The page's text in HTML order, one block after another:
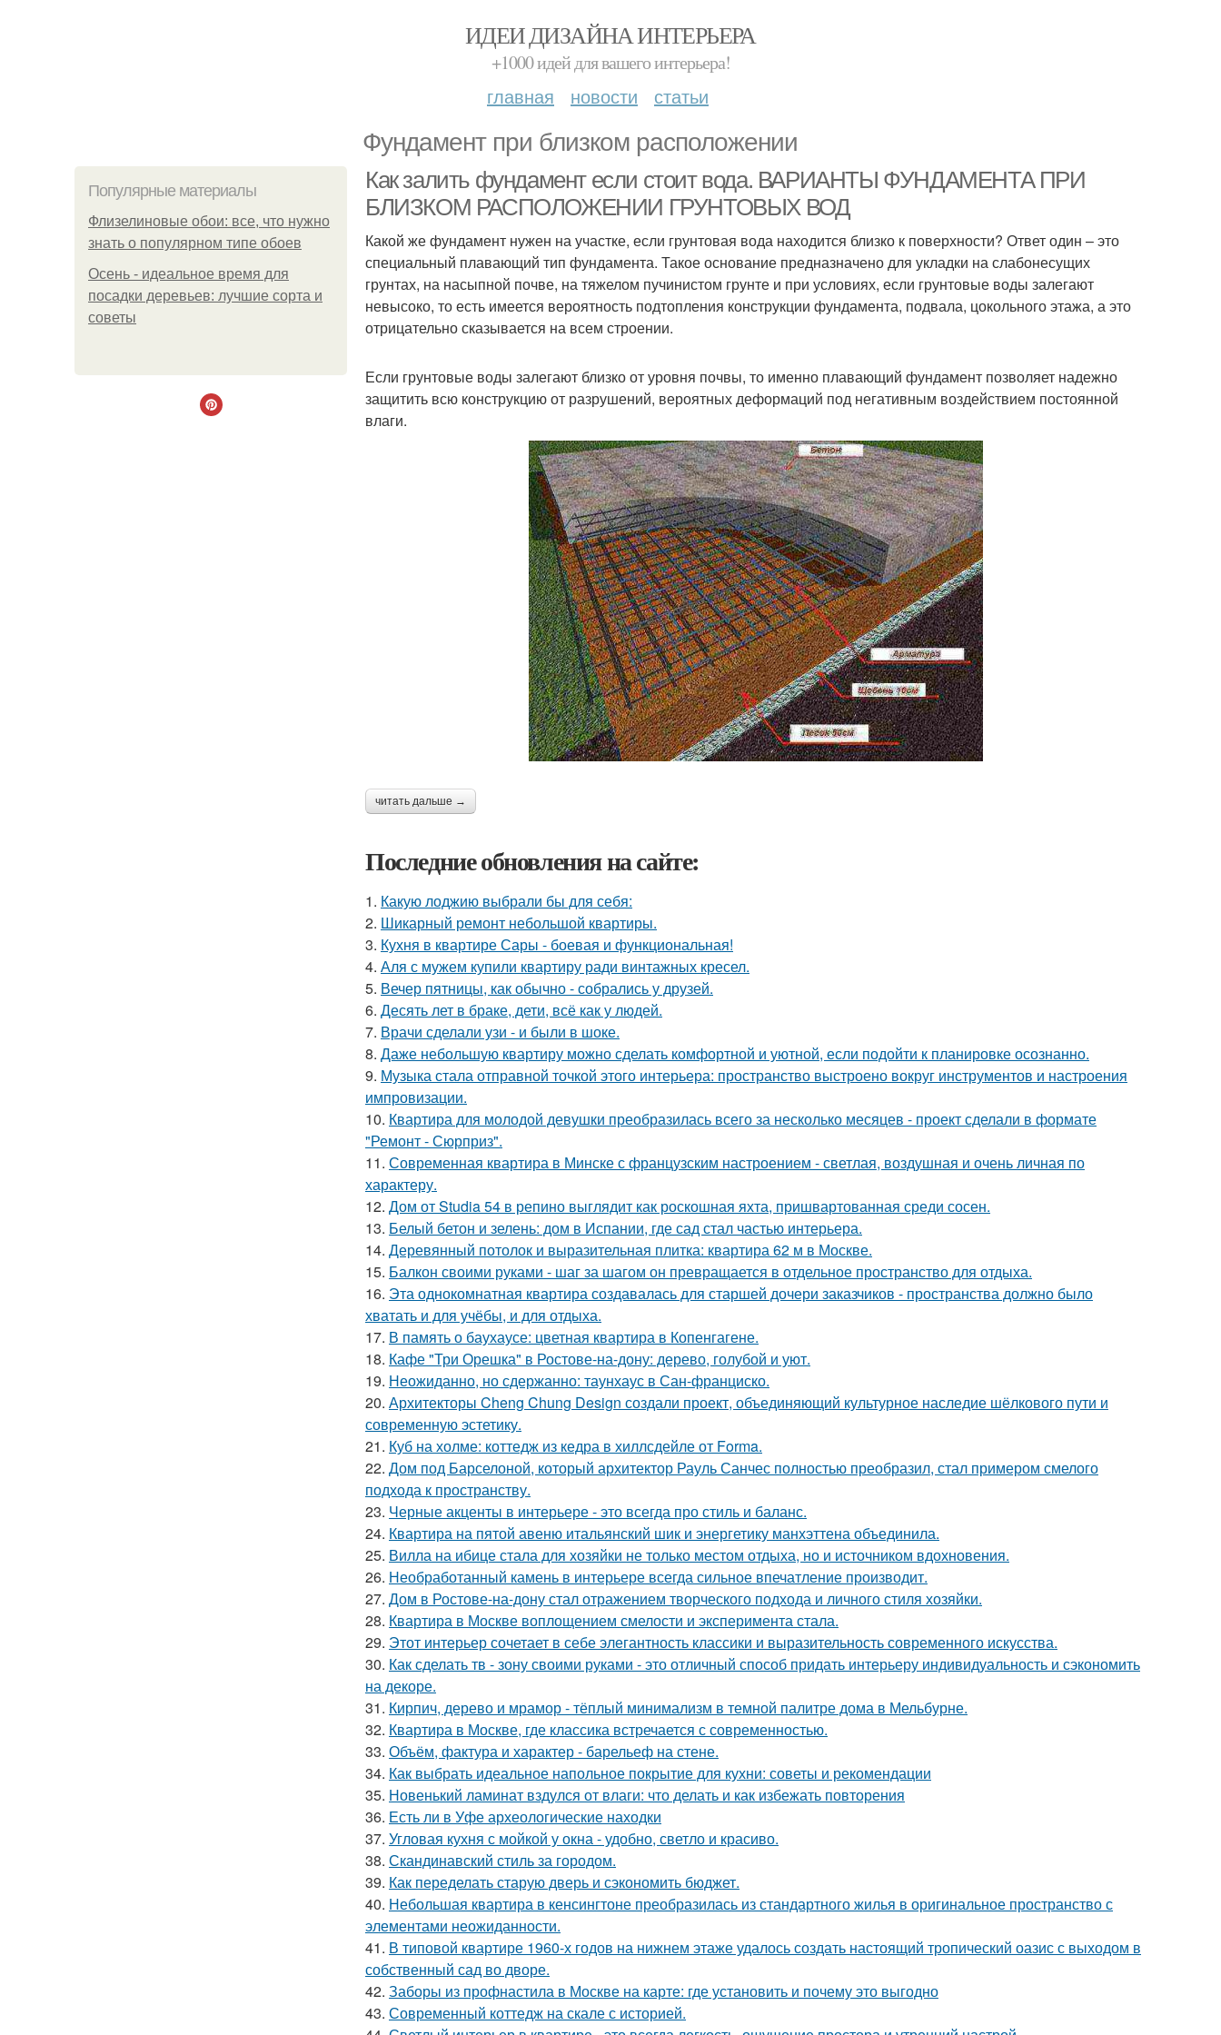
ИДЕИ ДИЗАЙНА ИНТЕРЬЕРА
+1000 идей для вашего интерьера!
главная новости статьи
Фундамент при близком расположении
Популярные материалы
Флизелиновые обои: все, что нужно
знать о популярном типе обоев
Осень - идеальное время для
посадки деревьев: лучшие сорта и
советы
Как залить фундамент если стоит вода. ВАРИАНТЫ ФУНДАМЕНТА ПРИ
БЛИЗКОМ РАСПОЛОЖЕНИИ ГРУНТОВЫХ ВОД
Какой же фундамент нужен на участке, если грунтовая вода находится близко к поверхности? Ответ один – это
специальный плавающий тип фундамента. Такое основание предназначено для укладки на слабонесущих
грунтах, на насыпной почве, на тяжелом пучинистом грунте и при условиях, если грунтовые воды залегают
невысоко, то есть имеется вероятность подтопления конструкции фундамента, подвала, цокольного этажа, а это
отрицательно сказывается на всем строении.
Если грунтовые воды залегают близко от уровня почвы, то именно плавающий фундамент позволяет надежно
защитить всю конструкцию от разрушений, вероятных деформаций под негативным воздействием постоянной
влаги.
читать дальше →
Последние обновления на сайте:
1. Какую лоджию выбрали бы для себя:
2. Шикарный ремонт небольшой квартиры.
3. Кухня в квартире Сары - боевая и функциональная!
4. Аля с мужем купили квартиру ради винтажных кресел.
5. Вечер пятницы, как обычно - собрались у друзей.
6. Десять лет в браке, дети, всё как у людей.
7. Врачи сделали узи - и были в шоке.
8. Даже небольшую квартиру можно сделать комфортной и уютной, если подойти к планировке осознанно.
9. Музыка стала отправной точкой этого интерьера: пространство выстроено вокруг инструментов и настроения
импровизации.
10. Квартира для молодой девушки преобразилась всего за несколько месяцев - проект сделали в формате
"Ремонт - Сюрприз".
11. Современная квартира в Минске с французским настроением - светлая, воздушная и очень личная по
характеру.
12. Дом от Studia 54 в репино выглядит как роскошная яхта, пришвартованная среди сосен.
13. Белый бетон и зелень: дом в Испании, где сад стал частью интерьера.
14. Деревянный потолок и выразительная плитка: квартира 62 м в Москве.
15. Балкон своими руками - шаг за шагом он превращается в отдельное пространство для отдыха.
16. Эта однокомнатная квартира создавалась для старшей дочери заказчиков - пространства должно было
хватать и для учёбы, и для отдыха.
17. В память о баухаусе: цветная квартира в Копенгагене.
18. Кафе "Три Орешка" в Ростове-на-дону: дерево, голубой и уют.
19. Неожиданно, но сдержанно: таунхаус в Сан-франциско.
20. Архитекторы Cheng Chung Design создали проект, объединяющий культурное наследие шёлкового пути и
современную эстетику.
21. Куб на холме: коттедж из кедра в хиллсдейле от Forma.
22. Дом под Барселоной, который архитектор Рауль Санчес полностью преобразил, стал примером смелого
подхода к пространству.
23. Черные акценты в интерьере - это всегда про стиль и баланс.
24. Квартира на пятой авеню итальянский шик и энергетику манхэттена объединила.
25. Вилла на ибице стала для хозяйки не только местом отдыха, но и источником вдохновения.
26. Необработанный камень в интерьере всегда сильное впечатление производит.
27. Дом в Ростове-на-дону стал отражением творческого подхода и личного стиля хозяйки.
28. Квартира в Москве воплощением смелости и эксперимента стала.
29. Этот интерьер сочетает в себе элегантность классики и выразительность современного искусства.
30. Как сделать тв - зону своими руками - это отличный способ придать интерьеру индивидуальность и сэкономить
на декоре.
31. Кирпич, дерево и мрамор - тёплый минимализм в темной палитре дома в Мельбурне.
32. Квартира в Москве, где классика встречается с современностью.
33. Объём, фактура и характер - барельеф на стене.
34. Как выбрать идеальное напольное покрытие для кухни: советы и рекомендации
35. Новенький ламинат вздулся от влаги: что делать и как избежать повторения
36. Есть ли в Уфе археологические находки
37. Угловая кухня с мойкой у окна - удобно, светло и красиво.
38. Скандинавский стиль за городом.
39. Как переделать старую дверь и сэкономить бюджет.
40. Небольшая квартира в кенсингтоне преобразилась из стандартного жилья в оригинальное пространство с
элементами неожиданности.
41. В типовой квартире 1960-х годов на нижнем этаже удалось создать настоящий тропический оазис с выходом в
собственный сад во дворе.
42. Заборы из профнастила в Москве на карте: где установить и почему это выгодно
43. Современный коттедж на скале с историей.